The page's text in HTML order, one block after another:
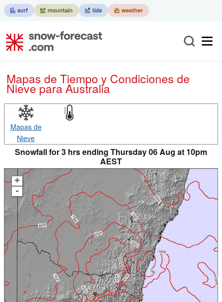
Mapas de Tiempo y Condiciones de
Nievepara Australia
Mapas de
Nieve
Snowfall for 3 hrs ending Thursday 06 Aug at 10pm
AEST
+
-